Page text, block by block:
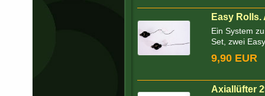
Easy
Ein System
Set, zwei
9,90 EUR
Axiallüfter